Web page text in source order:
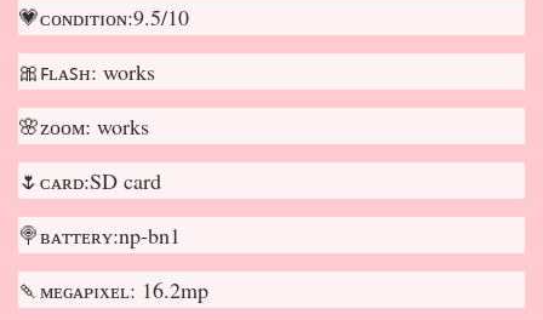
💗ᴄᴏɴᴅɪᴛɪᴏɴ:9.5/10
🎀ꜰʟᴀꜱʜ: works
🌸ᴢᴏᴏᴍ: works
🌷ᴄᴀʀᴅ:SD card
🍭ʙᴀᴛᴛᴇʀʏ:np-bn1
🍡ᴍᴇɢᴀᴘɪxᴇʟ: 16.2mp